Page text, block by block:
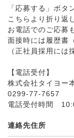
「応募する」ボタ
こちらより折り返
お電話でのご応募
面接時には履歴書
（正社員採用には
【電話受付】
株式会社タイヨー
0299-77-7657
電話受付時間
連絡先住所